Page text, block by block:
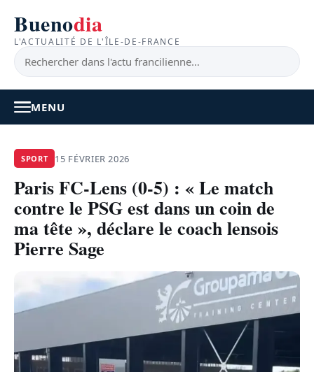
Buenodia
L'ACTUALITÉ DE L'ÎLE-DE-FRANCE
MENU
ACTUALITÉ
BONS PLANS
FEEL GOOD
FAITS DIVERS
SPORT 15 FÉVRIER 2026
Paris FC-Lens (0-5) : « Le match
contre le PSG est dans un coin de
ma tête », déclare le coach lensois
Pierre Sage